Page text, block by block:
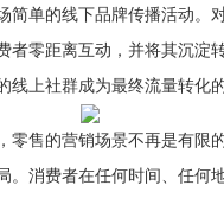
单的线下品牌传播活动。
者零距离互动，并将其沉淀
线上社群成为最终流量转化
售的营销场景不再是有限
。消费者在任何时间、任何